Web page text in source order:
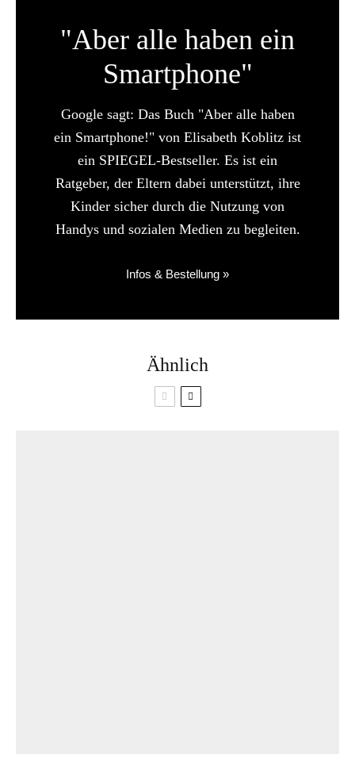
"Aber alle haben ein
Smartphone"
Google sagt: Das Buch "Aber alle haben
ein Smartphone!" von Elisabeth Koblitz ist
ein SPIEGEL-Bestseller. Es ist ein
Ratgeber, der Eltern dabei unterstützt, ihre
Kinder sicher durch die Nutzung von
Handys und sozialen Medien zu begleiten.
Infos & Bestellung »
Ähnlich